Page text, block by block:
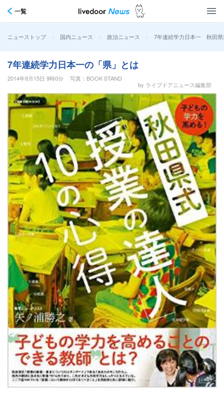
一覧
ニューストップ > 国内ニュース > 政治ニュース > 7年連続学力日本一 秋田県
7年連続学力日本一の「県」とは
2014年9月15日 9時0分
写真：BOOK STAND
by ライブドアニュース編集部